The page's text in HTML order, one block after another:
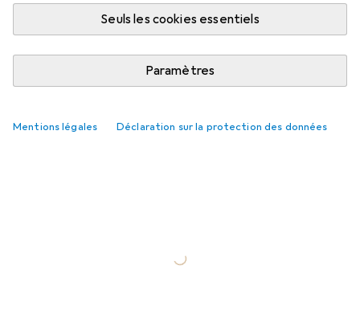
Seuls les cookies essentiels
Paramètres
Mentions légales Déclaration sur la protection des données